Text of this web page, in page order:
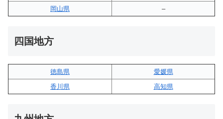
岡山県
–
四国地方
徳島県
愛媛県
香川県
高知県